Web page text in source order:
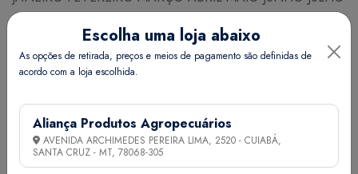
AGOSTO SETEMBRO OUTUBRO NOVEMBRO
NECESSIDADE DE SEMESTES PARA PLANTIO
Espaçamento (cm) Linhas x Plantas 20 x 5
Nº de plantas / ha 1.000.000
Necessidade (kg/ha) 5
Nº aproximado de sementes calibradas / g 613
Escolha uma loja abaixo
As opções de retirada, preços e meios de pagamento são definidas de
acordo com a loja escolhida.
Aliança Produtos Agropecuários
AVENIDA ARCHIMEDES PEREIRA LIMA, 2520 - CUIABÁ,
SANTA CRUZ - MT, 78068-305